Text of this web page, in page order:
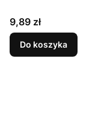
Cena
9,89 zł
Do koszyka